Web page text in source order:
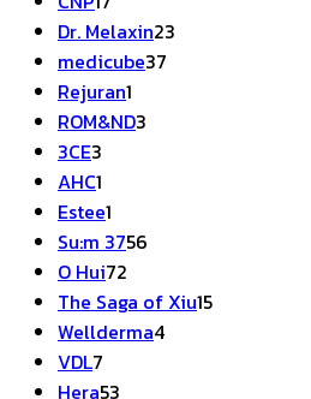
สินค้า
Dr. Melaxin23
medicube37
Rejuran1
สินค้า
ROM&ND3
3CE3
AHC1
สินค้า
Estee1
สินค้า
Su:m 3756
O Hui72
สินค้า
The Saga of Xiu1515
Wellderma44
VDL7
สินค้า
Hera53